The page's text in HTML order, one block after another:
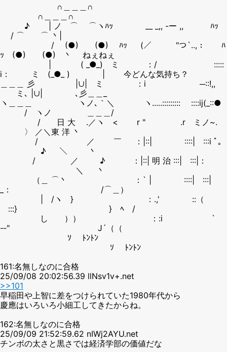
∩＿＿＿∩
∩＿＿＿∩
♪ | ノ ⌒ ⌒ヽﾊｯ __ _,, -ー ,, ﾊｯ
/ ⌒ ⌒ 丶|
/ (●) (●) ﾊｯ (／ "つ`..,： ﾊ
ｯ (●) (●) 丶 ねぇねぇ
| ( _●_) ミ ：/ :::::
i： ミ (_●_ ) | 今どんな気持ち？
＿＿＿ 彡 |∪| ミ ：i ─::!,,
ミ､ |∪| ､彡＿＿_
ヽ＿＿＿ ヽノ､｀＼ ヽ.....::::::::: ::::ij(_::●
/ ヽノ ＿＿＿/
/ 日 大 .／ヽ < r " .r ミノ~.
〉 ／＼東 洋 丶
/ ／ ￣ ：|::| ::::| :::i ﾟ。
￣♪ ＼ 丶
/ ／ ♪ ：|::| 明 治 :::| :::|：
＼ 丶
（＿ ⌒丶 ：` | ::::| :::|
_： /⌒＿）
| /ヽ } ：.,' ::（
:::} } ﾍ /
し ）） ：:i `
-‐" J´（（
ｿ ﾄﾝﾄﾝ
ｿ ﾄﾝﾄﾝ
161:名無しなのに合格
25/09/08 20:02:56.39 llNsv1v+.net
>>101
早稲田や上智に差をつけられていた1980年代から
慶應はいろいろ小細工してきたからね。
162:名無しなのに合格
25/09/09 21:52:59.62 nIWj2AYU.net
チンボの太さと黒さでは経済学部の価値だな